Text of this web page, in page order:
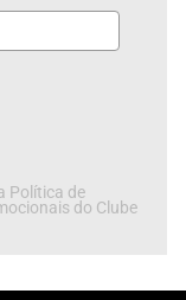
Política de
do Clube